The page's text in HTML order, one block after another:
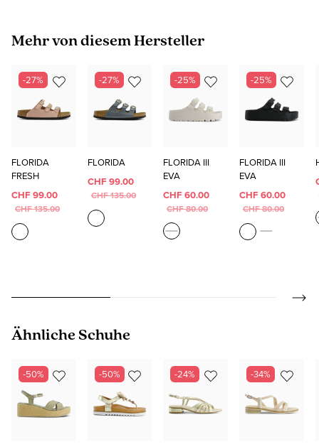
Produktgalerie überspringen
Mehr von diesem Hersteller
-27%
FLORIDA
FRESH
CHF 99.00
CHF 135.00
-27%
FLORIDA
CHF 99.00
CHF 135.00
-25%
FLORIDA III
EVA
CHF 60.00
CHF 80.00
-25%
FLORIDA III
EVA
CHF 60.00
CHF 80.00
Produktgalerie überspringen
Ähnliche Schuhe
-50% -50% -24% -34%